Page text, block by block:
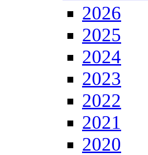
2026
2025
2024
2023
2022
2021
2020